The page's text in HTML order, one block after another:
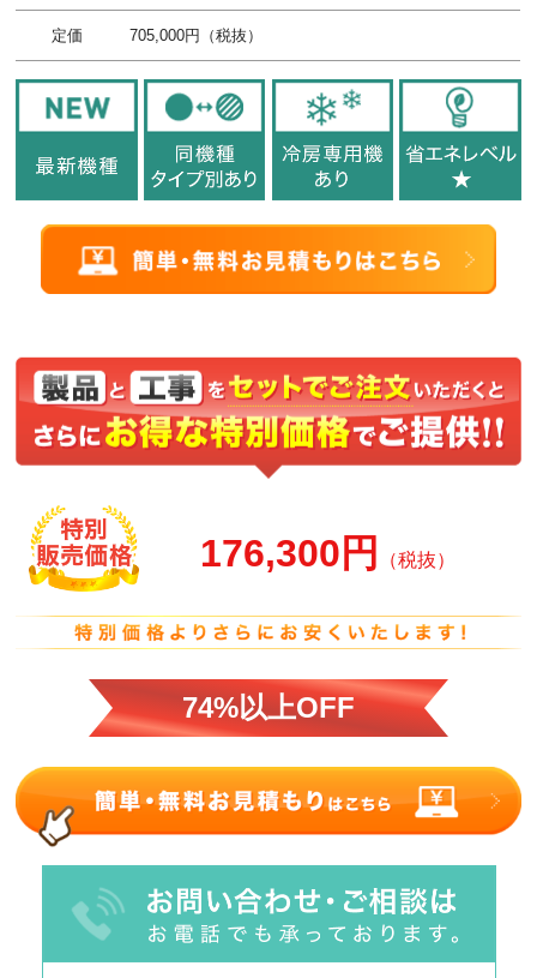
定価 705,000円（税抜）
176,300円 （税抜）
74%以上OFF